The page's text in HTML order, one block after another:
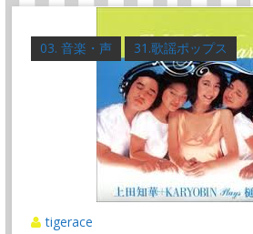
03. 音楽・声 31.歌謡ポップス
tigerace